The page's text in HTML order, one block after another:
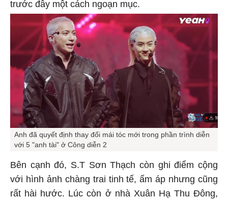
trước đây một cách ngoạn mục.
Anh đã quyết định thay đổi mái tóc mới trong phần trình diễn
với 5 "anh tài" ở Công diễn 2
Bên cạnh đó, S.T Sơn Thạch còn ghi điểm cộng
với hình ảnh chàng trai tinh tế, ấm áp nhưng cũng
rất hài hước. Lúc còn ở nhà Xuân Hạ Thu Đông,